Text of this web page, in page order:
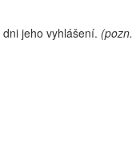
jeho vyhlášení. (pozn.